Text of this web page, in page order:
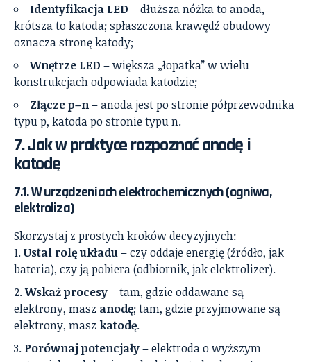
Identyfikacja LED – dłuższa nóżka to anoda,
krótsza to katoda; spłaszczona krawędź obudowy
oznacza stronę katody;
Wnętrze LED – większa „łopatka” w wielu
konstrukcjach odpowiada katodzie;
Złącze p–n– anoda jest po stronie półprzewodnika
typu p, katoda po stronie typu n.
7. Jak w praktyce rozpoznać anodę i
katodę
7.1. W urządzeniach elektrochemicznych (ogniwa,
elektroliza)
Skorzystaj z prostych kroków decyzyjnych:
Ustal rolę układu– czy oddaje energię (źródło, jak
bateria), czy ją pobiera (odbiornik, jak elektrolizer).
Wskaż procesy– tam, gdzie oddawane są
elektrony, masz anodę; tam, gdzie przyjmowane są
elektrony, masz katodę.
Porównaj potencjały– elektroda o wyższym